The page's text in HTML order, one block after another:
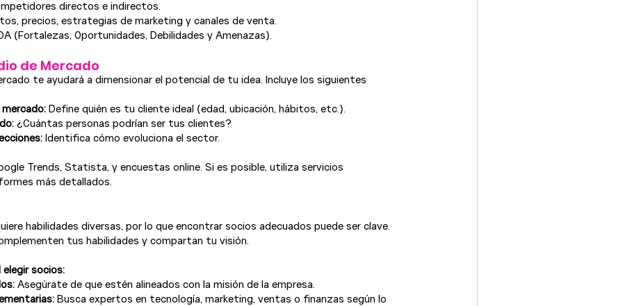
directos e indirectos.
precios, estrategias de marketing y canales de venta.
(Fortalezas, Oportunidades, Debilidades y Amenazas).
de Mercado
te ayudará a dimensionar el potencial de tu idea. Incluye los siguientes
Define quién es tu cliente ideal (edad, ubicación, hábitos, etc.).
¿Cuántas personas podrían ser tus clientes?
Identifica cómo evoluciona el sector.
Trends, Statista, y encuestas online. Si es posible, utiliza servicios
más detallados.
habilidades diversas, por lo que encontrar socios adecuados puede ser clave.
tus habilidades y compartan tu visión.
elegir socios:
Asegúrate de que estén alineados con la misión de la empresa.
Busca expertos en tecnología, marketing, ventas o finanzas según lo